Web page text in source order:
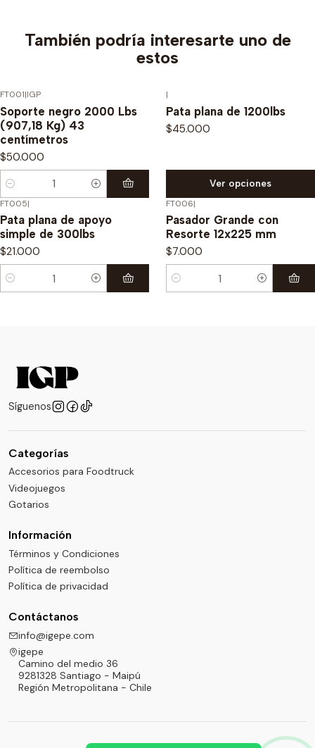
También podría interesarte uno de
estos
FT001|IGP
Soporte negro 2000 Lbs
(907,18 Kg) 43
centímetros
$50.000
Cantidad
|
Pata plana de 1200lbs
$45.000
Ver opciones
FT005|
Pata plana de apoyo
simple de 300lbs
$21.000
Cantidad
FT006|
Pasador Grande con
Resorte 12x225 mm
$7.000
Cantidad
Síguenos
Categorías
Accesorios para Foodtruck
Videojuegos
Gotarios
Información
Términos y Condiciones
Política de reembolso
Política de privacidad
Contáctanos
info@igepe.com
igepe
Camino del medio 36
9281328 Santiago - Maipú
Región Metropolitana - Chile